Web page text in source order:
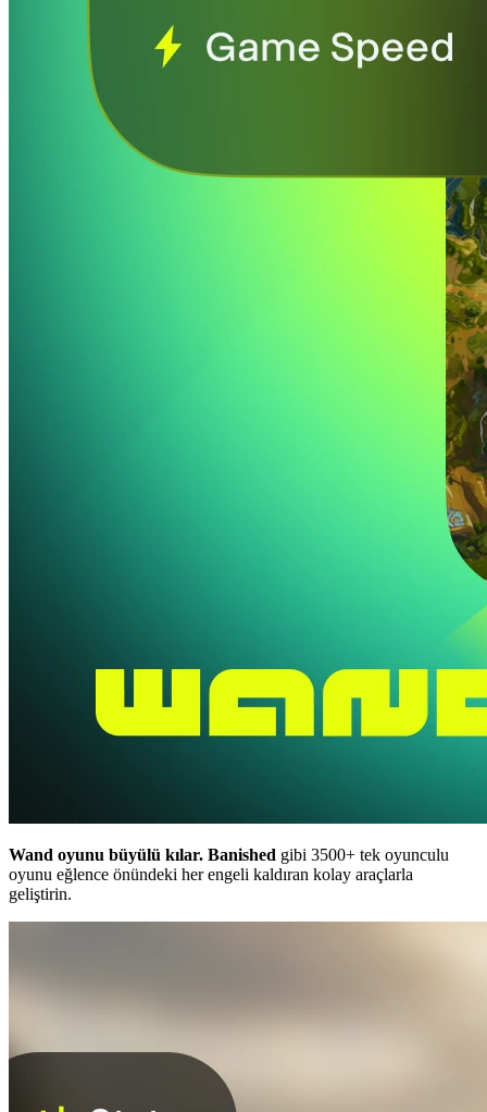
Wand oyunu büyülü kılar. Banished gibi 3500+ tek oyunculu
oyunu eğlence önündeki her engeli kaldıran kolay araçlarla
geliştirin.